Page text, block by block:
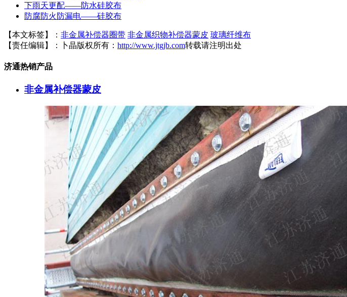
下雨天更配——防水硅胶布
防腐防火防漏电——硅胶布
【本文标签】： 非金属补偿器圈带 非金属织物补偿器蒙皮 玻璃纤维布
【责任编辑】：
卜晶版权所有： http://www.jtgjb.com转载请注明出处
济通热销产品
非金属补偿器蒙皮